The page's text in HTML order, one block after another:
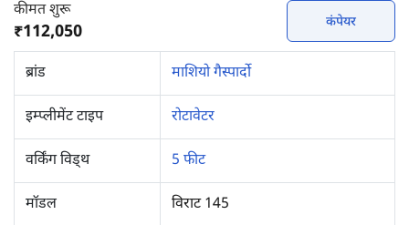
कीमत शुरू
₹112,050 कंपेयर
ब्रांड माशियो गैस्पार्दो
इम्प्लीमेंट टाइप रोटावेटर
वर्किंग विड्थ 5 फीट
मॉडल विराट 145